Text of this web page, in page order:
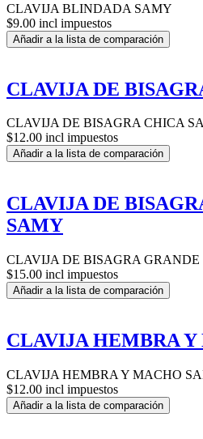
CLAVIJA BLINDADA SAMY
$9.00 incl impuestos
Añadir a la lista de comparación
CLAVIJA DE
CLAVIJA DE BISAGRA CHICA
$12.00 incl impuestos
Añadir a la lista de comparación
CLAVIJA DE
SAMY
CLAVIJA DE BISAGRA GRANDE
$15.00 incl impuestos
Añadir a la lista de comparación
CLAVIJA HEMBRA
CLAVIJA HEMBRA Y MACHO
$12.00 incl impuestos
Añadir a la lista de comparación